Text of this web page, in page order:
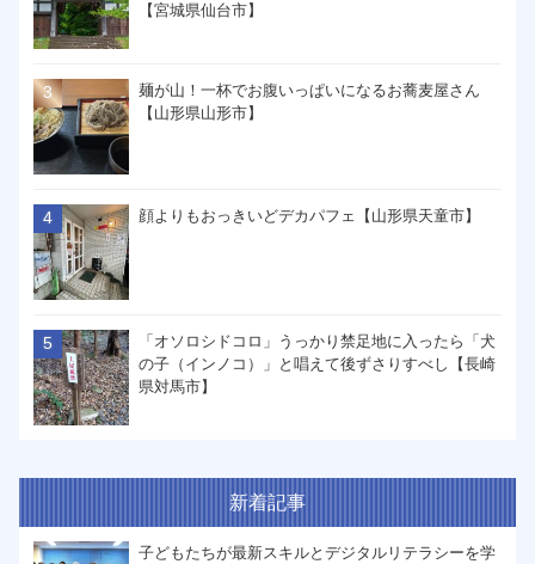
【宮城県仙台市】
麺が山！一杯でお腹いっぱいになるお蕎麦屋さん
【山形県山形市】
顔よりもおっきいどデカパフェ【山形県天童市】
「オソロシドコロ」うっかり禁足地に入ったら「犬
の子（インノコ）」と唱えて後ずさりすべし【長崎
県対馬市】
新着記事
子どもたちが最新スキルとデジタルリテラシーを学